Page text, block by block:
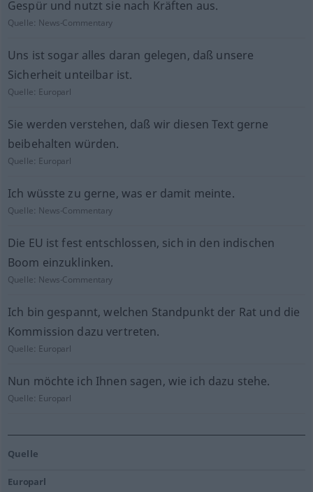
Gespür und nutzt sie nach Kräften aus.
Quelle: News-Commentary
Uns ist sogar alles daran gelegen, daß unsere
Sicherheit unteilbar ist.
Quelle: Europarl
Sie werden verstehen, daß wir diesen Text gerne
beibehalten würden.
Quelle: Europarl
Ich wüsste zu gerne, was er damit meinte.
Quelle: News-Commentary
Die EU ist fest entschlossen, sich in den indischen
Boom einzuklinken.
Quelle: News-Commentary
Ich bin gespannt, welchen Standpunkt der Rat und die
Kommission dazu vertreten.
Quelle: Europarl
Nun möchte ich Ihnen sagen, wie ich dazu stehe.
Quelle: Europarl
Quelle
Europarl